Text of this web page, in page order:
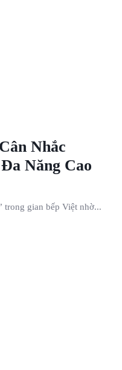
Nhắc
Năng Cao
trong gian bếp Việt nhờ...